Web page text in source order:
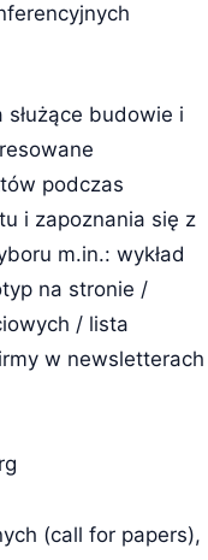
budowie i
podczas
i zapoznania się z
m.in.: wykład
na stronie /
/ lista
w newsletterach
(call for papers),